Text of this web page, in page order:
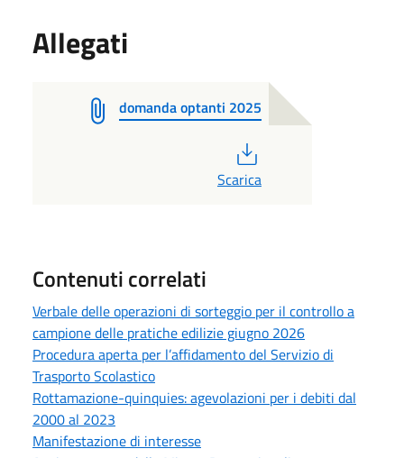
Allegati
domanda optanti 2025
Scarica
Contenuti correlati
Verbale delle operazioni di sorteggio per il controllo a
campione delle pratiche edilizie giugno 2026
Procedura aperta per l’affidamento del Servizio di
Trasporto Scolastico
Rottamazione-quinquies: agevolazioni per i debiti dal
2000 al 2023
Manifestazione di interesse